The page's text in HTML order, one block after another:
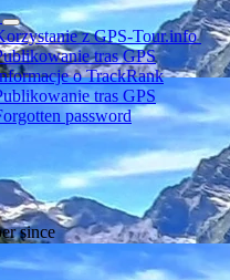
z GPS-Tour.info
tras GPS
o TrackRank
tras GPS
password
since